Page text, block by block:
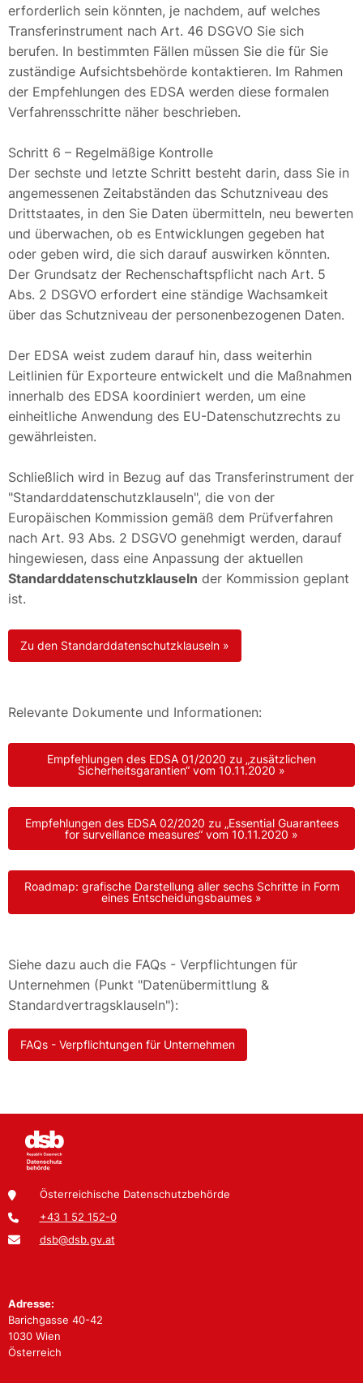
erforderlich sein könnten, je nachdem, auf welches
Transferinstrument nach Art. 46 DSGVO Sie sich
berufen. In bestimmten Fällen müssen Sie die für Sie
zuständige Aufsichtsbehörde kontaktieren. Im Rahmen
der Empfehlungen des EDSA werden diese formalen
Verfahrensschritte näher beschrieben.
Schritt 6 – Regelmäßige Kontrolle
Der sechste und letzte Schritt besteht darin, dass Sie in
angemessenen Zeitabständen das Schutzniveau des
Drittstaates, in den Sie Daten übermitteln, neu bewerten
und überwachen, ob es Entwicklungen gegeben hat
oder geben wird, die sich darauf auswirken könnten.
Der Grundsatz der Rechenschaftspflicht nach Art. 5
Abs. 2 DSGVO erfordert eine ständige Wachsamkeit
über das Schutzniveau der personenbezogenen Daten.
Der EDSA weist zudem darauf hin, dass weiterhin
Leitlinien für Exporteure entwickelt und die Maßnahmen
innerhalb des EDSA koordiniert werden, um eine
einheitliche Anwendung des EU-Datenschutzrechts zu
gewährleisten.
Schließlich wird in Bezug auf das Transferinstrument der
"Standarddatenschutzklauseln", die von der
Europäischen Kommission gemäß dem Prüfverfahren
nach Art. 93 Abs. 2 DSGVO genehmigt werden, darauf
hingewiesen, dass eine Anpassung der aktuellen
Standarddatenschutzklauseln der Kommission geplant
ist.
Zu den Standarddatenschutzklauseln »
Relevante Dokumente und Informationen:
Empfehlungen des EDSA 01/2020 zu „zusätzlichen
Sicherheitsgarantien“ vom 10.11.2020 »
Empfehlungen des EDSA 02/2020 zu „Essential Guarantees
for surveillance measures“ vom 10.11.2020 »
Roadmap: grafische Darstellung aller sechs Schritte in Form
eines Entscheidungsbaumes »
Siehe dazu auch die FAQs - Verpflichtungen für
Unternehmen (Punkt "Datenübermittlung &
Standardvertragsklauseln"):
FAQs - Verpflichtungen für Unternehmen
Österreichische Datenschutzbehörde
+43 1 52 152-0
dsb@dsb.gv.at
Adresse:
Barichgasse 40-42
1030 Wien
Österreich